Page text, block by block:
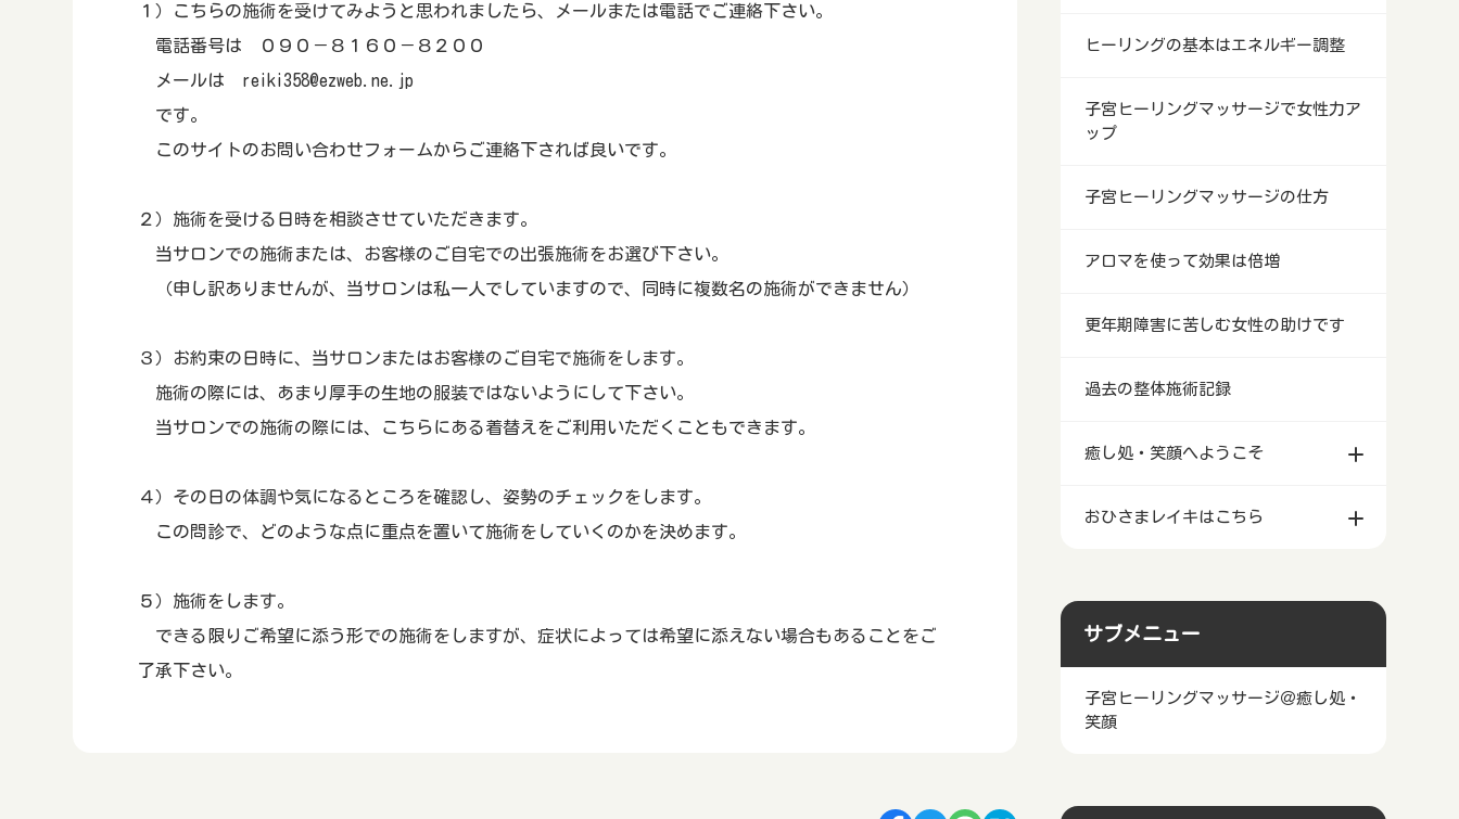
１）こちらの施術を受けてみようと思われましたら、メールまたは電話でご連絡下さい。
電話番号は ０９０－８１６０－８２００
メールは reiki358@ezweb.ne.jp
です。
このサイトのお問い合わせフォームからご連絡下されば良いです。
２）施術を受ける日時を相談させていただきます。
当サロンでの施術または、お客様のご自宅での出張施術をお選び下さい。
（申し訳ありませんが、当サロンは私一人でしていますので、同時に複数名の施術ができません）
３）お約束の日時に、当サロンまたはお客様のご自宅で施術をします。
施術の際には、あまり厚手の生地の服装ではないようにして下さい。
当サロンでの施術の際には、こちらにある着替えをご利用いただくこともできます。
４）その日の体調や気になるところを確認し、姿勢のチェックをします。
この問診で、どのような点に重点を置いて施術をしていくのかを決めます。
５）施術をします。
できる限りご希望に添う形での施術をしますが、症状によっては希望に添えない場合もあることをご
了承下さい。
ヒーリングの基本はエネルギー調整
子宮ヒーリングマッサージで女性力ア
ップ
子宮ヒーリングマッサージの仕方
アロマを使って効果は倍増
更年期障害に苦しむ女性の助けです
過去の整体施術記録
癒し処・笑顔へようこそ
おひさまレイキはこちら
サブメニュー
子宮ヒーリングマッサージ＠癒し処・
笑顔